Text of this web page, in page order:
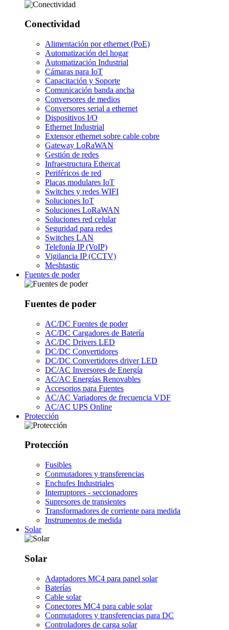
Conectividad
Alimentación por ethernet (PoE)
Automatización del hogar
Automatización Industrial
Cámaras para IoT
Capacitación y Soporte
Comunicación banda ancha
Conversores de medios
Conversores serial a ethernet
Dispositivos I/O
Ethernet Industrial
Extensor ethernet sobre cable cobre
Gateway LoRaWAN
Gestión de redes
Infraestructura Ethercat
Periféricos de red
Placas modulares IoT
Switches y redes WIFI
Soluciones IoT
Soluciones LoRaWAN
Soluciones red celular
Seguridad para redes
Switches LAN
Telefonía IP (VoIP)
Vigilancia IP (CCTV)
Meshtastic
Fuentes de poder
Fuentes de poder
AC/DC Fuentes de poder
AC/DC Cargadores de Batería
AC/DC Drivers LED
DC/DC Convertidores
DC/DC Convertidores driver LED
DC/AC Inversores de Energía
AC/AC Energías Renovables
Accesorios para Fuentes
AC/AC Variadores de frecuencia VDF
AC/AC UPS Online
Protección
Protección
Fusibles
Conmutadores y transferencias
Enchufes Industriales
Interruptores - seccionadores
Supresores de transientes
Transformadores de corriente para medida
Instrumentos de medida
Solar
Solar
Adaptadores MC4 para panel solar
Baterías
Cable solar
Conectores MC4 para cable solar
Conmutadores y transferencias para DC
Controladores de carga solar